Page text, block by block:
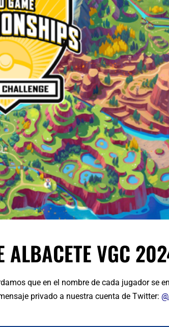
ALBACETE VGC
que en el nombre de cada jugador se
privado a nuestra cuenta de Twitter: